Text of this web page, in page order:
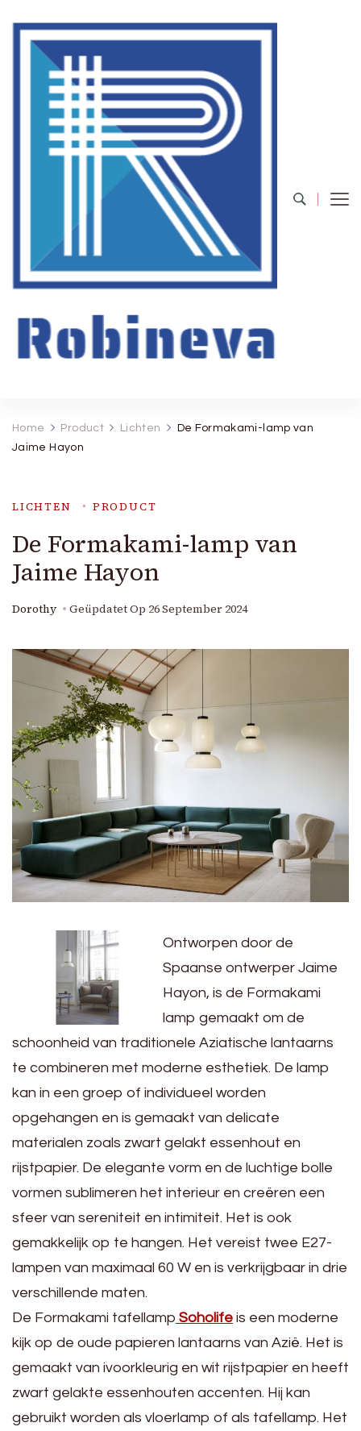
Home Product Lichten
De Formakami-lamp van
Jaime Hayon
LICHTEN PRODUCT
De Formakami-lamp van
Jaime Hayon
Dorothy Geüpdatet Op 26 September 2024
Ontworpen door de
Spaanse ontwerper Jaime
Hayon, is de Formakami
lamp gemaakt om de
schoonheid van traditionele Aziatische lantaarns
te combineren met moderne esthetiek. De lamp
kan in een groep of individueel worden
opgehangen en is gemaakt van delicate
materialen zoals zwart gelakt essenhout en
rijstpapier. De elegante vorm en de luchtige bolle
vormen sublimeren het interieur en creëren een
sfeer van sereniteit en intimiteit. Het is ook
gemakkelijk op te hangen. Het vereist twee E27-
lampen van maximaal 60 W en is verkrijgbaar in drie
verschillende maten.
De Formakami tafellamp Soholife is een moderne
kijk op de oude papieren lantaarns van Azië. Het is
gemaakt van ivoorkleurig en wit rijstpapier en heeft
zwart gelakte essenhouten accenten. Hij kan
gebruikt worden als vloerlamp of als tafellamp. Het